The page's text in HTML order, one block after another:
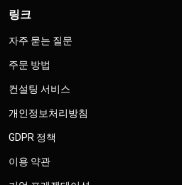
링크
자주 묻는 질문
주문 방법
컨설팅 서비스
개인정보처리방침
GDPR 정책
이용 약관